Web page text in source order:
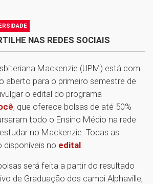
NAS REDES SOCIAIS
Mackenzie (UPM) está com
aberto para o primeiro semestre de
o edital do programa
, que oferece bolsas de até 50%
todo o Ensino Médio na rede
no Mackenzie. Todas as
no edital
será feita a partir do resultado
de Graduação dos campi Alphaville,